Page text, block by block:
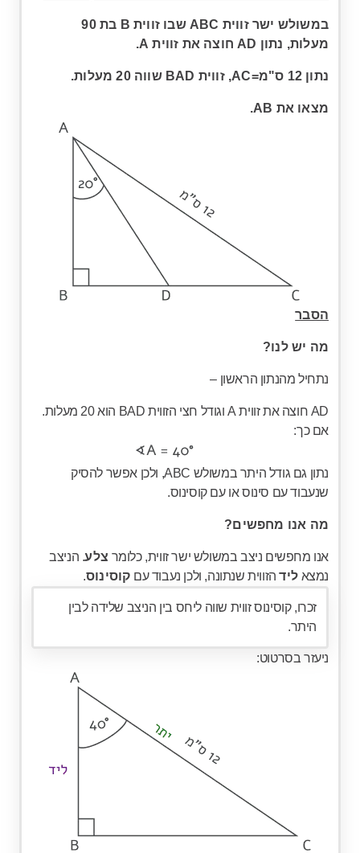
במשולש ישר זווית ABC שבו זווית B בת 90
מעלות, נתון AD חוצה את זווית A.
נתון 12 ס"מ=AC, זווית BAD שווה 20 מעלות.
מצאו את AB.
הסבר
מה יש לנו?
נתחיל מהנתון הראשון –
AD
חוצה את זווית A וגודל חצי הזווית BAD הוא 20 מעלות.
אם כך:
נתון גם גודל היתר במשולש ABC, ולכן אפשר להסיק
שנעבוד עם סינוס או עם קוסינוס.
מה אנו מחפשים?
אנו מחפשים ניצב במשולש ישר זווית, כלומר צלע. הניצב
נמצא לידהזווית שנתונה, ולכן נעבוד עם קוסינוס.
זכרו, קוסינוס זווית שווה ליחס בין הניצב שלידה לבין
היתר.
ניעזר בסרטוט: